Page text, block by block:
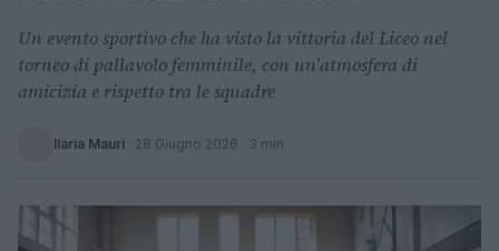
Un evento sportivo che ha visto la vittoria del Liceo nel
torneo di pallavolo femminile, con un'atmosfera di
amicizia e rispetto tra le squadre
Ilaria Mauri · 28 Giugno 2026 · 3 min